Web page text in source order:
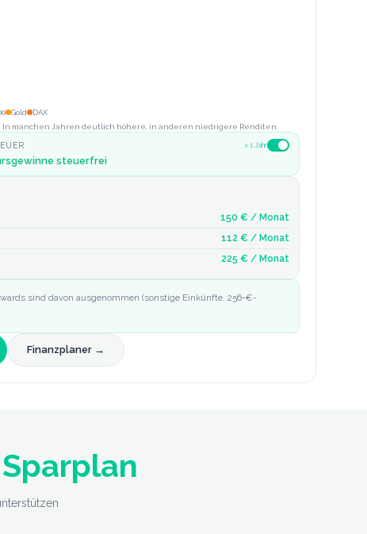
Gold
DAX
manchen Jahren deutlich höhere, in anderen niedrigere Renditen.
> 1 Jahr
steuerfrei
150 € / Monat
112 € / Monat
225 € / Monat
sind davon ausgenommen (sonstige Einkünfte, 256-€-
Finanzplaner →